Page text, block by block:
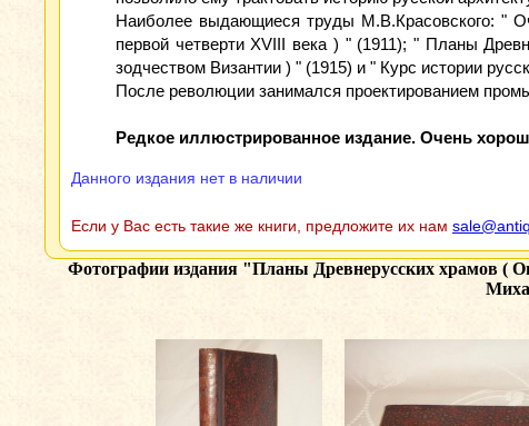
Наиболее выдающиеся труды М.В.Красовского: "
первой четверти XVIII века ) " (1911); " Планы
зодчеством Византии ) " (1915) и " Курс истории
После революции занимался проектированием
Редкое иллюстрированное издание. Очень
Данного издания нет в наличии
Если у Вас есть такие же книги, предложите их нам
Фотографии издания "Планы Древнерусских храмов (